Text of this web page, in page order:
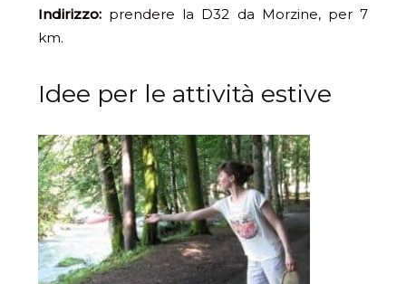
Indirizzo: prendere la D32 da Morzine, per 7
km.
Idee per le attività estive